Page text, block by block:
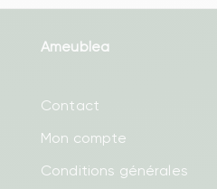
Ameublea
Contact
Mon compte
Conditions générales